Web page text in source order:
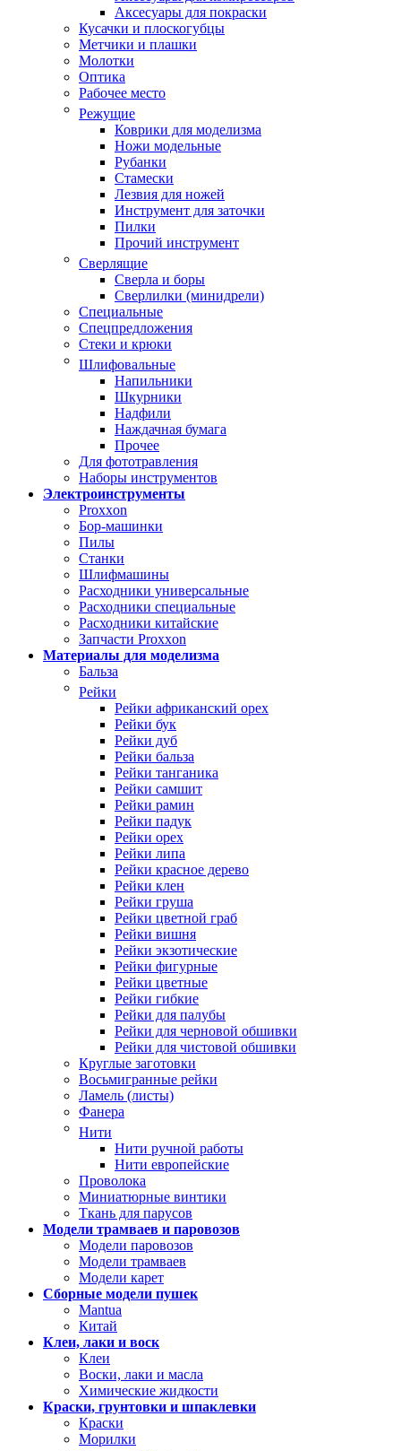
Аксесуары для покраски
Кусачки и плоскогубцы
Метчики и плашки
Молотки
Оптика
Рабочее место
Режущие
Коврики для моделизма
Ножи модельные
Рубанки
Стамески
Лезвия для ножей
Инструмент для заточки
Пилки
Прочий инструмент
Сверлящие
Сверла и боры
Сверлилки (минидрели)
Специальные
Спецпредложения
Стеки и крюки
Шлифовальные
Напильники
Шкурники
Надфили
Наждачная бумага
Прочее
Для фототравления
Наборы инструментов
Электроинструменты
Proxxon
Бор-машинки
Пилы
Станки
Шлифмашины
Расходники универсальные
Расходники специальные
Расходники китайские
Запчасти Proxxon
Материалы для моделизма
Бальза
Рейки
Рейки африканский орех
Рейки бук
Рейки дуб
Рейки бальза
Рейки танганика
Рейки самшит
Рейки рамин
Рейки падук
Рейки орех
Рейки липа
Рейки красное дерево
Рейки клен
Рейки груша
Рейки цветной граб
Рейки вишня
Рейки экзотические
Рейки фигурные
Рейки цветные
Рейки гибкие
Рейки для палубы
Рейки для черновой обшивки
Рейки для чистовой обшивки
Круглые заготовки
Восьмигранные рейки
Ламель (листы)
Фанера
Нити
Нити ручной работы
Нити европейские
Проволока
Миниатюрные винтики
Ткань для парусов
Модели трамваев и паровозов
Модели паровозов
Модели трамваев
Модели карет
Сборные модели пушек
Mantua
Китай
Клеи, лаки и воск
Клеи
Воски, лаки и масла
Химические жидкости
Краски, грунтовки и шпаклевки
Краски
Морилки